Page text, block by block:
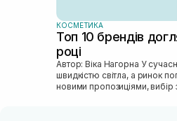
КОСМЕТИКА
Топ 10 брендів
році
Автор: Віка Нагорна У сучасному світі, де тренди змінюються зі
швидкістю світла, а ринок
новими пропозиціями,